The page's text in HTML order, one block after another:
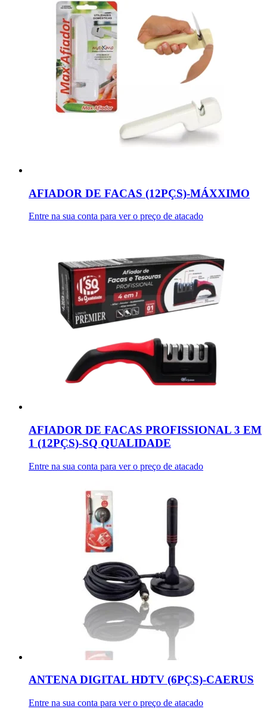
AFIADOR DE FACAS (12PÇS)-MÁXXIMO
Entre na sua conta para ver o preço de atacado
AFIADOR DE FACAS PROFISSIONAL 3 EM
1 (12PÇS)-SQ QUALIDADE
Entre na sua conta para ver o preço de atacado
ANTENA DIGITAL HDTV (6PÇS)-CAERUS
Entre na sua conta para ver o preço de atacado